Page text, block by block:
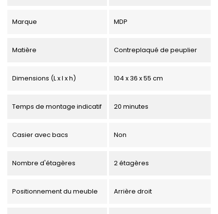
Marque MDP
Matière Contreplaqué de peuplier
Dimensions (L x l x h) 104 x 36 x 55 cm
Temps de montage indicatif 20 minutes
Casier avec bacs Non
Nombre d'étagères 2 étagères
Positionnement du meuble Arrière droit